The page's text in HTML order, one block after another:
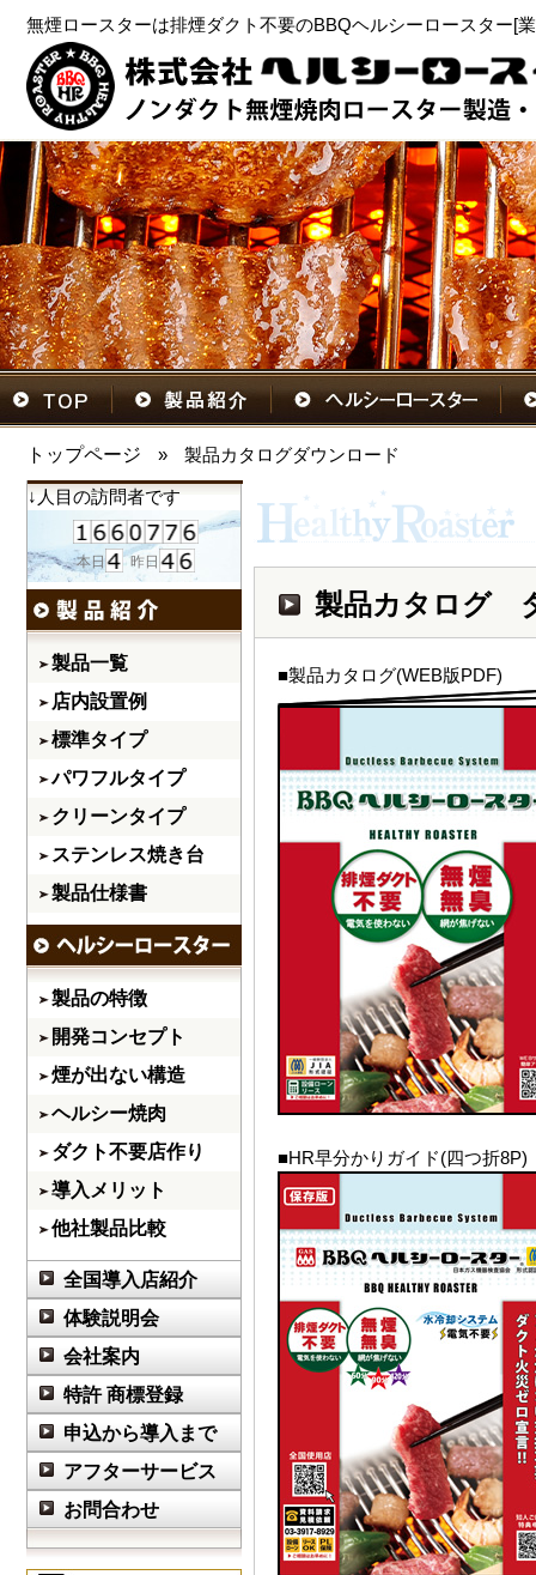
無煙ロースターは排煙ダクト不要のBBQヘルシーロースター[
トップページ » 製品カタログダウンロード
↓人目の訪問者です
製品一覧
店内設置例
標準タイプ
パワフルタイプ
クリーンタイプ
ステンレス焼き台
製品仕様書
製品の特徴
開発コンセプト
煙が出ない構造
ヘルシー焼肉
ダクト不要店作り
導入メリット
他社製品比較
全国導入店紹介
体験説明会
会社案内
特許 商標登録
申込から導入まで
アフターサービス
お問合わせ
製品カタログ
■製品カタログ(WEB版PDF)
■HR早分かりガイド(四つ折8P)